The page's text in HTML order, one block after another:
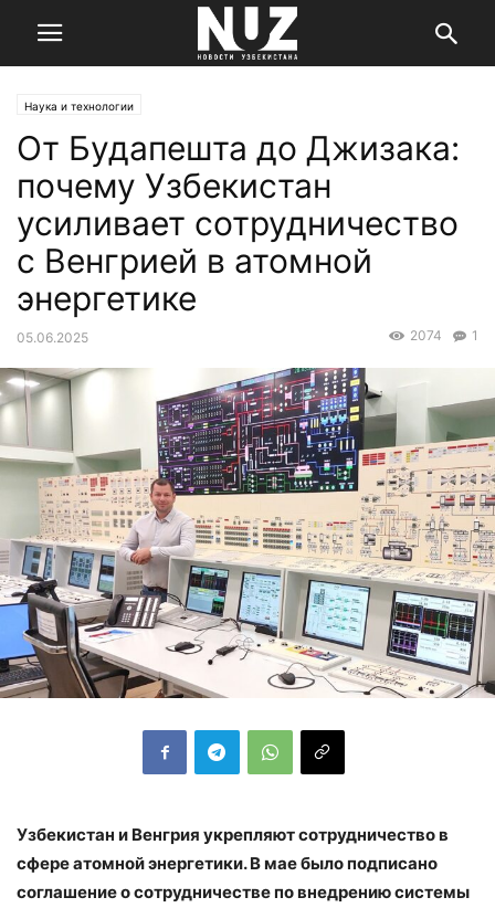
Наука и технологии
От Будапешта до Джизака:
почему Узбекистан
усиливает сотрудничество
с Венгрией в атомной
энергетике
05.06.2025 1
2074
Узбекистан и Венгрия укрепляют сотрудничество в
сфере атомной энергетики. В мае было подписано
соглашение о сотрудничестве по внедрению системы